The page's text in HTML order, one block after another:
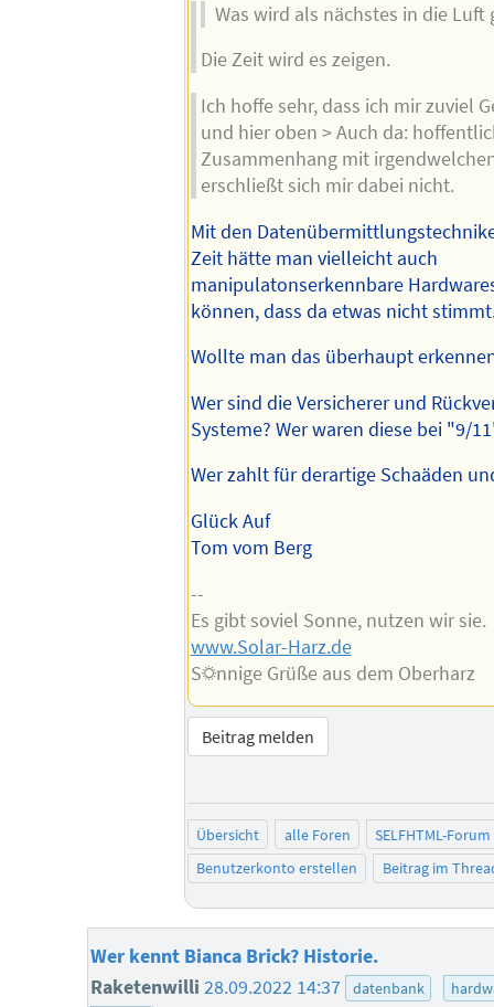
Was wird als nächstes in die Luft
Die Zeit wird es zeigen.
Ich hoffe sehr, dass ich mir zuviel
und hier oben > Auch da:
Zusammenhang mit
erschließt sich mir dabei nicht.
Mit den
Zeit hätte man vielleicht auch
manipulatonserkennbare
können, dass da etwas nicht
Wollte man das überhaupt
Wer sind die Versicherer und
Systeme? Wer waren diese bei "9/
Wer zahlt für derartige Schaäden
Glück Auf
Tom vom Berg
--
Es gibt soviel Sonne, nutzen wir sie.
www.Solar-Harz.de
S☼nnige Grüße aus dem Oberharz
Beitrag melden
Übersicht alle Foren
SELFHTML-Forum
Benutzerkonto erstellen
Beitrag im
Wer kennt Bianca Brick? Historie.
Raketenwilli 28.09.2022 14:37 datenbank